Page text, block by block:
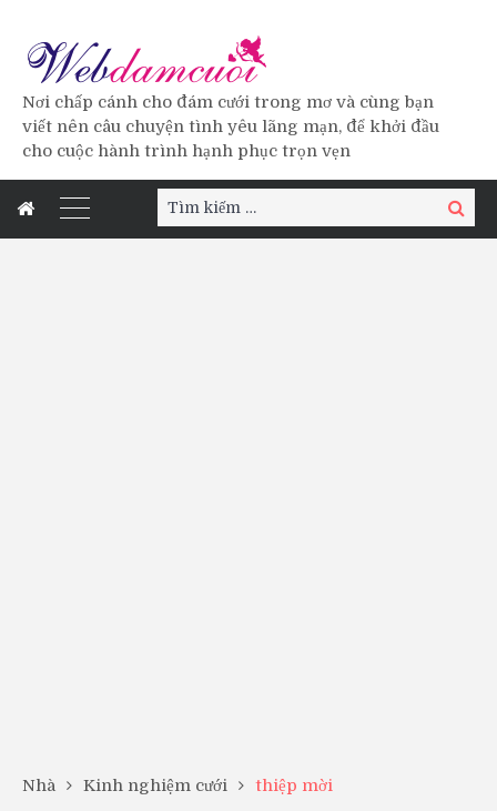
Nơi chấp cánh cho đám cưới trong mơ và cùng bạn
viết nên câu chuyện tình yêu lãng mạn, để khởi đầu
cho cuộc hành trình hạnh phục trọn vẹn
Tìm
kiếm:
Tìm
kiếm
Nhà Kinh nghiệm cưới thiệp mời